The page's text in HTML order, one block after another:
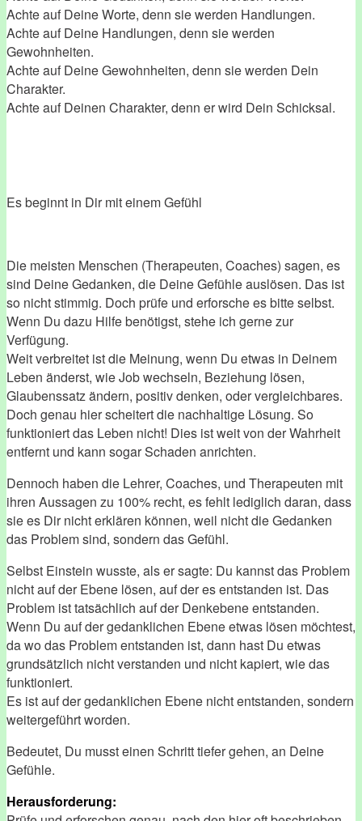
Achte auf Deine Worte, denn sie werden Handlungen.
Achte auf Deine Handlungen, denn sie werden
Gewohnheiten.
Achte auf Deine Gewohnheiten, denn sie werden Dein
Charakter.
Achte auf Deinen Charakter, denn er wird Dein Schicksal.
Es beginnt in Dir mit einem Gefühl
Die meisten Menschen (Therapeuten, Coaches) sagen, es
sind Deine Gedanken, die Deine Gefühle auslösen. Das ist
so nicht stimmig. Doch prüfe und erforsche es bitte selbst.
Wenn Du dazu Hilfe benötigst, stehe ich gerne zur
Verfügung.
Weit verbreitet ist die Meinung, wenn Du etwas in Deinem
Leben änderst, wie Job wechseln, Beziehung lösen,
Glaubenssatz ändern, positiv denken, oder vergleichbares.
Doch genau hier scheitert die nachhaltige Lösung. So
funktioniert das Leben nicht! Dies ist weit von der Wahrheit
entfernt und kann sogar Schaden anrichten.
Dennoch haben die Lehrer, Coaches, und Therapeuten mit
ihren Aussagen zu 100% recht, es fehlt lediglich daran, dass
sie es Dir nicht erklären können, weil nicht die Gedanken
das Problem sind, sondern das Gefühl.
Selbst Einstein wusste, als er sagte: Du kannst das Problem
nicht auf der Ebene lösen, auf der es entstanden ist. Das
Problem ist tatsächlich auf der Denkebene entstanden.
Wenn Du auf der gedanklichen Ebene etwas lösen möchtest,
da wo das Problem entstanden ist, dann hast Du etwas
grundsätzlich nicht verstanden und nicht kapiert, wie das
funktioniert.
Es ist auf der gedanklichen Ebene nicht entstanden, sondern
weitergeführt worden.
Bedeutet, Du musst einen Schritt tiefer gehen, an Deine
Gefühle.
Herausforderung: